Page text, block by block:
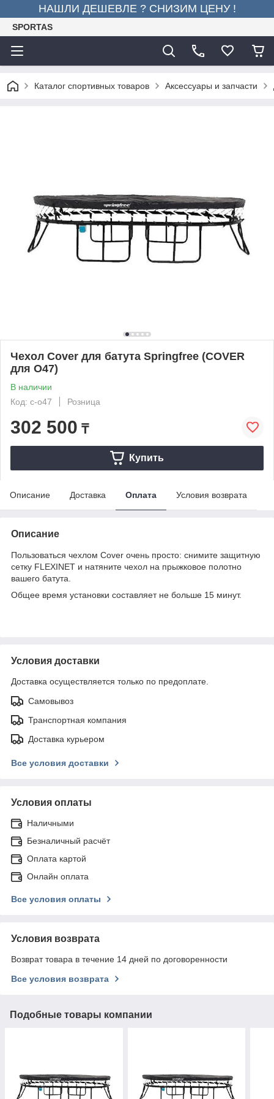
НАШЛИ ДЕШЕВЛЕ ? СНИЗИМ ЦЕНУ !
SPORTAS
Каталог спортивных товаров Аксессуары и запчасти
Чехол Cover для батута Springfree (COVER
для O47)
В наличии
Код: c-o47
Розница
302 500 ₸
Купить
Описание Доставка Оплата Условия возврата
Описание
Пользоваться чехлом Cover очень просто: снимите защитную
сетку FLEXINET и натяните чехол на прыжковое полотно
вашего батута.
Общее время установки составляет не больше 15 минут.
Условия доставки
Доставка осуществляется только по предоплате.
Самовывоз
Транспортная компания
Доставка курьером
Все условия доставки
Условия оплаты
Наличными
Безналичный расчёт
Оплата картой
Онлайн оплата
Все условия оплаты
Условия возврата
Возврат товара в течение 14 дней по договоренности
Все условия возврата
Подобные товары компании